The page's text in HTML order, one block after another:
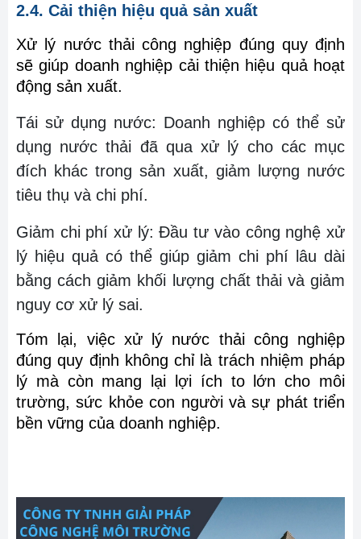
2.4. Cải thiện hiệu quả sản xuất
Xử lý nước thải công nghiệp đúng quy định
sẽ giúp doanh nghiệp cải thiện hiệu quả hoạt
động sản xuất.
Tái sử dụng nước: Doanh nghiệp có thể sử
dụng nước thải đã qua xử lý cho các mục
đích khác trong sản xuất, giảm lượng nước
tiêu thụ và chi phí.
Giảm chi phí xử lý: Đầu tư vào công nghệ xử
lý hiệu quả có thể giúp giảm chi phí lâu dài
bằng cách giảm khối lượng chất thải và giảm
nguy cơ xử lý sai.
Tóm lại, việc xử lý nước thải công nghiệp
đúng quy định không chỉ là trách nhiệm pháp
lý mà còn mang lại lợi ích to lớn cho môi
trường, sức khỏe con người và sự phát triển
bền vững của doanh nghiệp.